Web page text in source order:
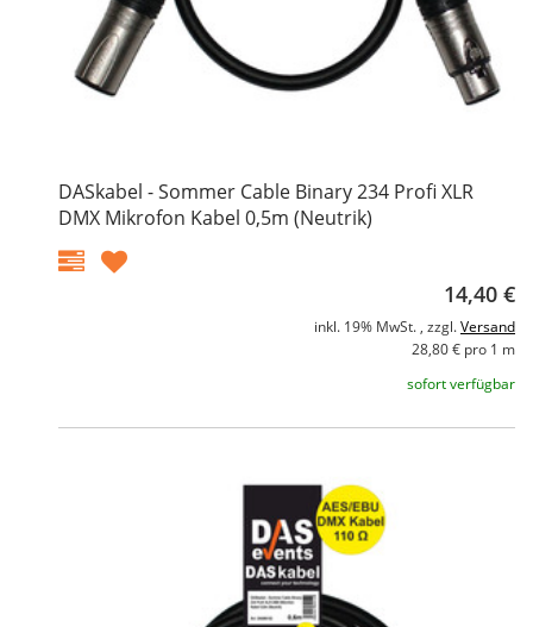
DASkabel - Sommer Cable Binary 234 Profi XLR
DMX Mikrofon Kabel 0,5m (Neutrik)
14,40 €
inkl. 19% MwSt. , zzgl. Versand
28,80 € pro 1 m
sofort verfügbar